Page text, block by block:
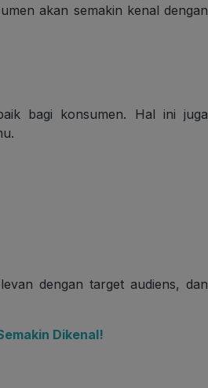
akan semakin kenal dengan
bagi konsumen. Hal ini juga
dengan target audiens, dan
Dikenal!